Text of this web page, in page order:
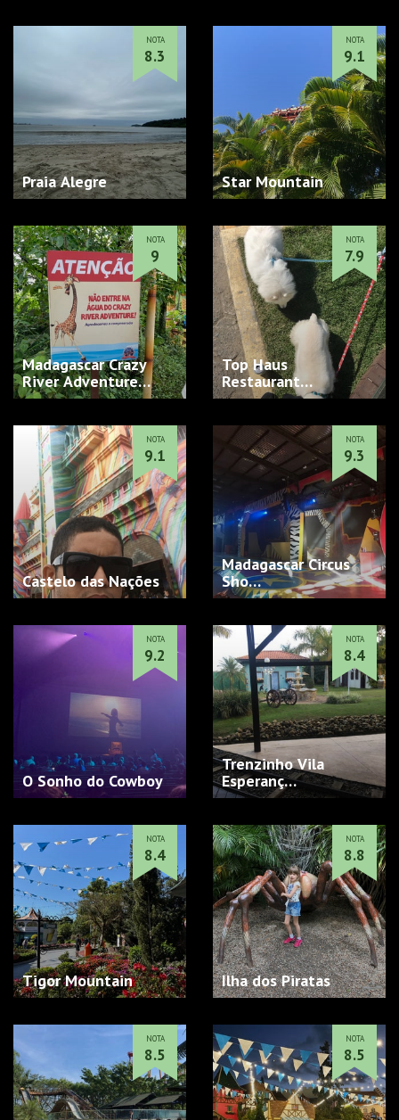
Praia Alegre
NOTA
8.3
Star Mountain
NOTA
9.1
Madagascar Crazy
River Adventure…
NOTA
9
Top Haus
Restaurant…
NOTA
7.9
Castelo das Nações
NOTA
9.1
Madagascar Circus
Sho…
NOTA
9.3
O Sonho do Cowboy
NOTA
9.2
Trenzinho Vila
Esperanç…
NOTA
8.4
Tigor Mountain
NOTA
8.4
Ilha dos Piratas
NOTA
8.8
NOTA
8.5
NOTA
8.5